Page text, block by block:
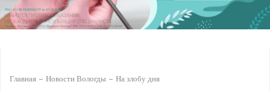
Главная Новости Вологды На злобу дня